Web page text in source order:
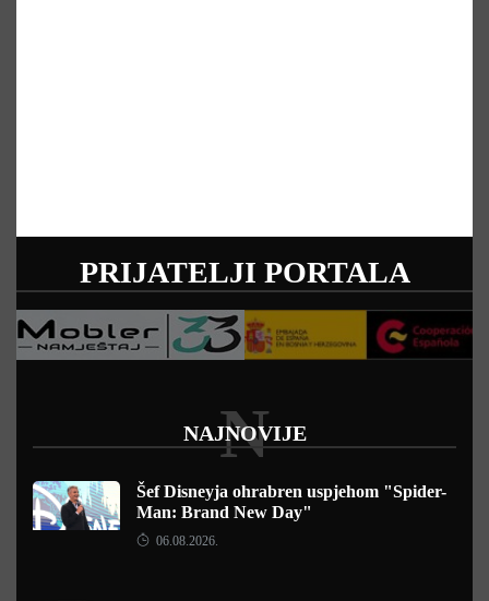
PRIJATELJI PORTALA
NAJNOVIJE
N
Šef Disneyja ohrabren uspjehom "Spider-
Man: Brand New Day"
06.08.2026.